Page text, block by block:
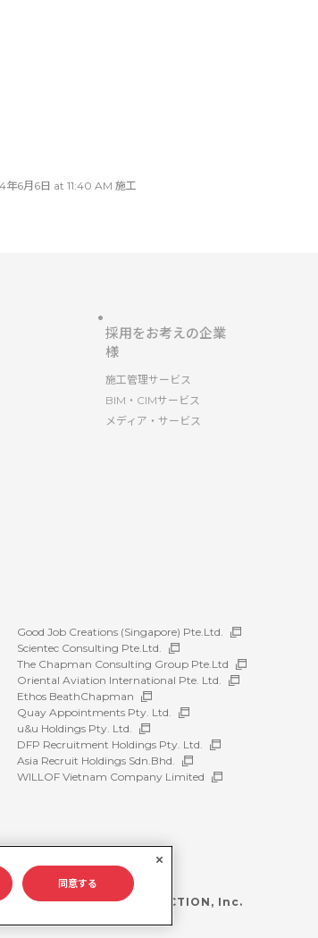
6月6日 at 11:40 AM 施工
採用をお考えの企業
様
施工管理サービス
BIM・CIMサービス
メディア・サービス
Good Job Creations (Singapore) Pte.Ltd.
Scientec Consulting Pte.Ltd.
The Chapman Consulting Group Pte.Ltd
Oriental Aviation International Pte. Ltd.
Ethos BeathChapman
Quay Appointments Pty. Ltd.
u&u Holdings Pty. Ltd.
DFP Recruitment Holdings Pty. Ltd.
Asia Recruit Holdings Sdn.Bhd.
WILLOF Vietnam Company Limited
©WILLOF CONSTRUCTION, Inc.
同意する